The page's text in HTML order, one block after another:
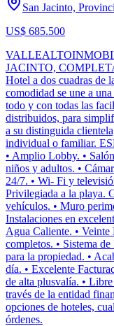
San Jacinto,
US$ 685.500
JACINTO,
Hotel a dos cuadras de
comodidad se une a
todo y con todas las
distribuidos, para
a su distinguida
individual o familiar.
• Amplio Lobby. •
niños y adultos. •
24/7. • Wi- Fi y
Privilegiada a la playa.
vehículos. • Muro
Instalaciones en
Agua Caliente. • Veinte
completos. • Sistema
para la propiedad. •
día. • Excelente
de alta plusvalía. •
través de la entidad
opciones de hoteles,
órdenes.